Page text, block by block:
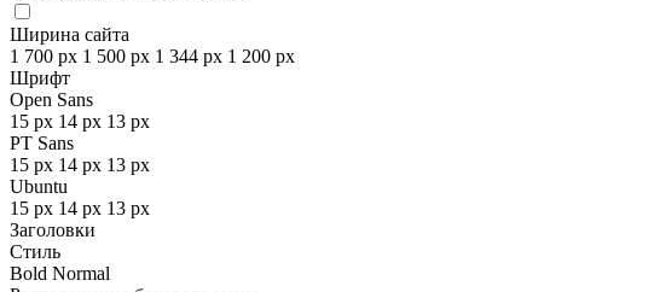
Ширина сайта
1 700 px 1 500 px 1 344 px 1 200 px
Шрифт
Open Sans
15 px 14 px 13 px
PT Sans
15 px 14 px 13 px
Ubuntu
15 px 14 px 13 px
Заголовки
Стиль
Bold Normal